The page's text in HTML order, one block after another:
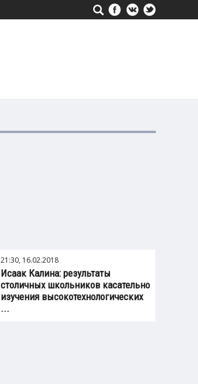
21:30, 16.02.2018
Исаак Калина: результаты
столичных школьников касательно
изучения высокотехнологических
...